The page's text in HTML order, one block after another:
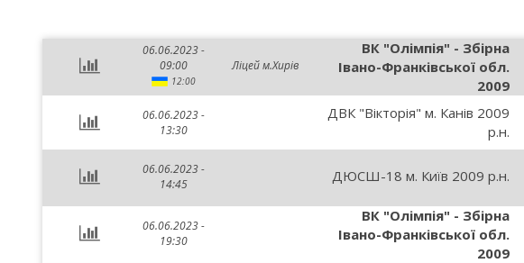
06.06.2023 -
09:00
12:00
Ліцей м.Хирів
ВК "Олімпія" - Збірна
Івано-Франківської обл.
2009
06.06.2023 -
13:30
ДВК "Вікторія" м. Канів 2009
р.н.
06.06.2023 -
14:45
ДЮСШ-18 м. Київ 2009 р.н.
06.06.2023 -
19:30
ВК "Олімпія" - Збірна
Івано-Франківської обл.
2009